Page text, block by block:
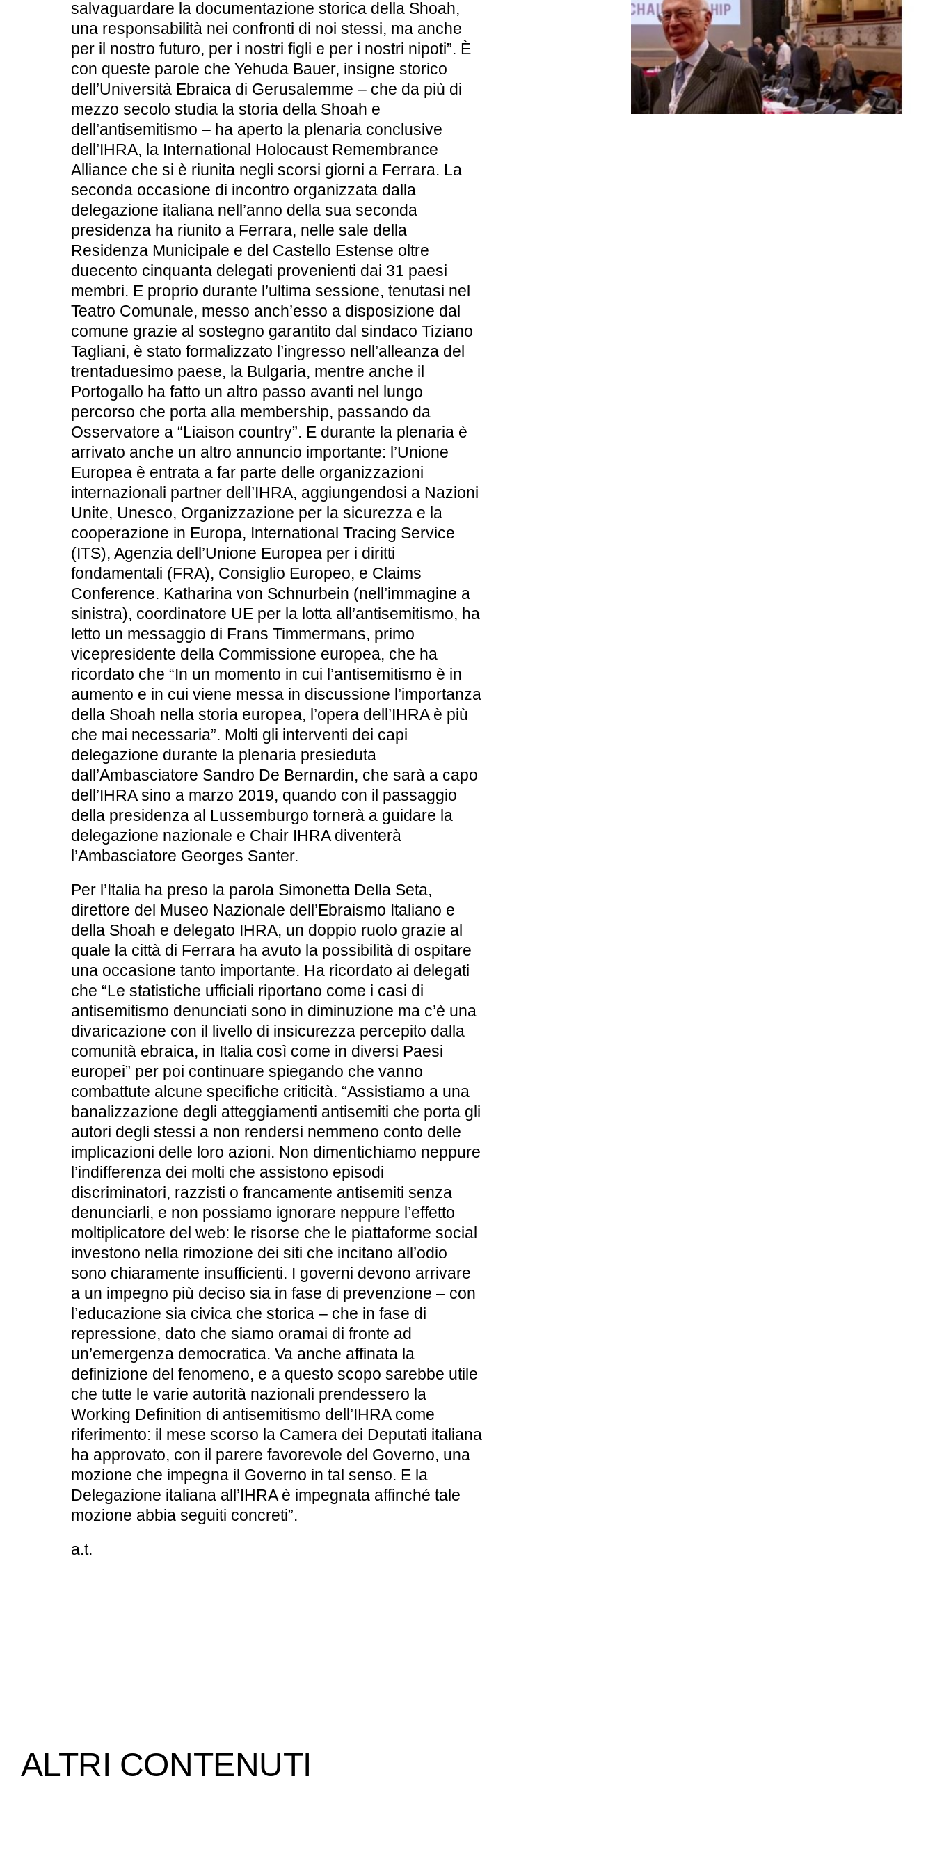
salvaguardare la documentazione storica della Shoah,
una responsabilità nei confronti di noi stessi, ma anche
per il nostro futuro, per i nostri figli e per i nostri nipoti”. È
con queste parole che Yehuda Bauer, insigne storico
dell’Università Ebraica di Gerusalemme – che da più di
mezzo secolo studia la storia della Shoah e
dell’antisemitismo – ha aperto la plenaria conclusive
dell’IHRA, la International Holocaust Remembrance
Alliance che si è riunita negli scorsi giorni a Ferrara. La
seconda occasione di incontro organizzata dalla
delegazione italiana nell’anno della sua seconda
presidenza ha riunito a Ferrara, nelle sale della
Residenza Municipale e del Castello Estense oltre
duecento cinquanta delegati provenienti dai 31 paesi
membri. E proprio durante l’ultima sessione, tenutasi nel
Teatro Comunale, messo anch’esso a disposizione dal
comune grazie al sostegno garantito dal sindaco Tiziano
Tagliani, è stato formalizzato l’ingresso nell’alleanza del
trentaduesimo paese, la Bulgaria, mentre anche il
Portogallo ha fatto un altro passo avanti nel lungo
percorso che porta alla membership, passando da
Osservatore a “Liaison country”. E durante la plenaria è
arrivato anche un altro annuncio importante: l’Unione
Europea è entrata a far parte delle organizzazioni
internazionali partner dell’IHRA, aggiungendosi a Nazioni
Unite, Unesco, Organizzazione per la sicurezza e la
cooperazione in Europa, International Tracing Service
(ITS), Agenzia dell’Unione Europea per i diritti
fondamentali (FRA), Consiglio Europeo, e Claims
Conference. Katharina von Schnurbein (nell’immagine a
sinistra), coordinatore UE per la lotta all’antisemitismo, ha
letto un messaggio di Frans Timmermans, primo
vicepresidente della Commissione europea, che ha
ricordato che “In un momento in cui l’antisemitismo è in
aumento e in cui viene messa in discussione l’importanza
della Shoah nella storia europea, l’opera dell’IHRA è più
che mai necessaria”. Molti gli interventi dei capi
delegazione durante la plenaria presieduta
dall’Ambasciatore Sandro De Bernardin, che sarà a capo
dell’IHRA sino a marzo 2019, quando con il passaggio
della presidenza al Lussemburgo tornerà a guidare la
delegazione nazionale e Chair IHRA diventerà
l’Ambasciatore Georges Santer.
Per l’Italia ha preso la parola Simonetta Della Seta,
direttore del Museo Nazionale dell’Ebraismo Italiano e
della Shoah e delegato IHRA, un doppio ruolo grazie al
quale la città di Ferrara ha avuto la possibilità di ospitare
una occasione tanto importante. Ha ricordato ai delegati
che “Le statistiche ufficiali riportano come i casi di
antisemitismo denunciati sono in diminuzione ma c’è una
divaricazione con il livello di insicurezza percepito dalla
comunità ebraica, in Italia così come in diversi Paesi
europei” per poi continuare spiegando che vanno
combattute alcune specifiche criticità. “Assistiamo a una
banalizzazione degli atteggiamenti antisemiti che porta gli
autori degli stessi a non rendersi nemmeno conto delle
implicazioni delle loro azioni. Non dimentichiamo neppure
l’indifferenza dei molti che assistono episodi
discriminatori, razzisti o francamente antisemiti senza
denunciarli, e non possiamo ignorare neppure l’effetto
moltiplicatore del web: le risorse che le piattaforme social
investono nella rimozione dei siti che incitano all’odio
sono chiaramente insufficienti. I governi devono arrivare
a un impegno più deciso sia in fase di prevenzione – con
l’educazione sia civica che storica – che in fase di
repressione, dato che siamo oramai di fronte ad
un’emergenza democratica. Va anche affinata la
definizione del fenomeno, e a questo scopo sarebbe utile
che tutte le varie autorità nazionali prendessero la
Working Definition di antisemitismo dell’IHRA come
riferimento: il mese scorso la Camera dei Deputati italiana
ha approvato, con il parere favorevole del Governo, una
mozione che impegna il Governo in tal senso. E la
Delegazione italiana all’IHRA è impegnata affinché tale
mozione abbia seguiti concreti”.
a.t.
ALTRI CONTENUTI